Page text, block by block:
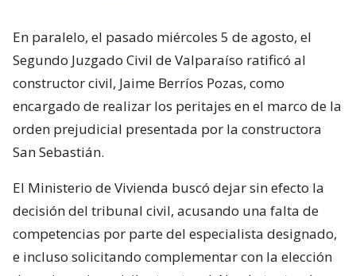
"Esta es una estafa": Poduje pide
declarar como zona de riesgo a
obras de El Olivar tras caída de
muro
En paralelo, el pasado miércoles 5 de agosto, el
constructor civil, Jaime Berríos Pozas, como
encargado de realizar los peritajes en el marco de la
orden prejudicial presentada por la constructora
San Sebastián.